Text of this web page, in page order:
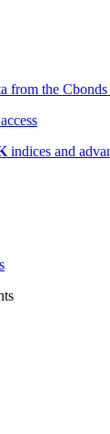
from the Cbonds
indices and